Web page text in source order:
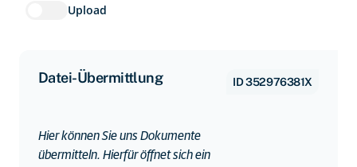
Upload
Datei-Übermittlung ID352976381X
Hier können Sie uns Dokumente
übermitteln. Hierfür öffnet sich ein